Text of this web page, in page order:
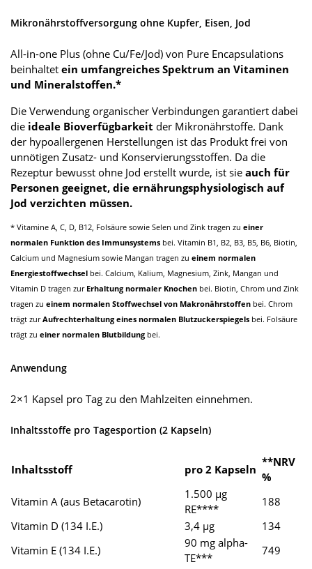
Mikronährstoffversorgung ohne Kupfer, Eisen, Jod
All-in-one Plus (ohne Cu/Fe/Jod) von Pure Encapsulations
beinhaltet ein umfangreiches Spektrum an Vitaminen
und Mineralstoffen.*
Die Verwendung organischer Verbindungen garantiert dabei
die ideale Bioverfügbarkeit der Mikronährstoffe. Dank
der hypoallergenen Herstellungen ist das Produkt frei von
unnötigen Zusatz- und Konservierungsstoffen. Da die
Rezeptur bewusst ohne Jod erstellt wurde, ist sie auch für
Personen geeignet, die ernährungsphysiologisch auf
Jod verzichten müssen.
* Vitamine A, C, D, B12, Folsäure sowie Selen und Zink tragen zu einer
normalen Funktion des Immunsystems bei. Vitamin B1, B2, B3, B5, B6, Biotin,
Calcium und Magnesium sowie Mangan tragen zu einem normalen
Energiestoffwechsel bei. Calcium, Kalium, Magnesium, Zink, Mangan und
Vitamin D tragen zur Erhaltung normaler Knochen bei. Biotin, Chrom und Zink
tragen zu einem normalen Stoffwechsel von Makronährstoffen bei. Chrom
trägt zurAufrechterhaltung eines normalen Blutzuckerspiegels bei. Folsäure
trägt zu einer normalen Blutbildung bei.
Anwendung
2×1 Kapsel pro Tag zu den Mahlzeiten einnehmen.
Inhaltsstoffe pro Tagesportion (2 Kapseln)
Inhaltsstoff pro 2 Kapseln
**NRV
%
Vitamin A (aus Betacarotin)
1.500 µg
RE****
188
Vitamin D (134 I.E.)
3,4 µg
134
Vitamin E (134 I.E.)
90 mg alpha-
TE***
749